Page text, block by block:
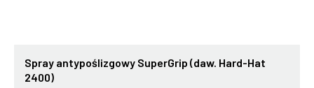
Spray antypoślizgowy SuperGrip (daw. Hard-Hat
2400)